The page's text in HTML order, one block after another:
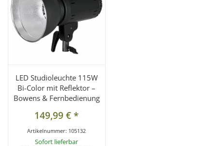
LED Studioleuchte 115W
Bi-Color mit Reflektor –
Bowens & Fernbedienung
149,99 €*
Artikelnummer: 105132
Sofort lieferbar